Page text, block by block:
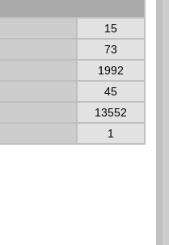
15
73
1992
45
13552
1